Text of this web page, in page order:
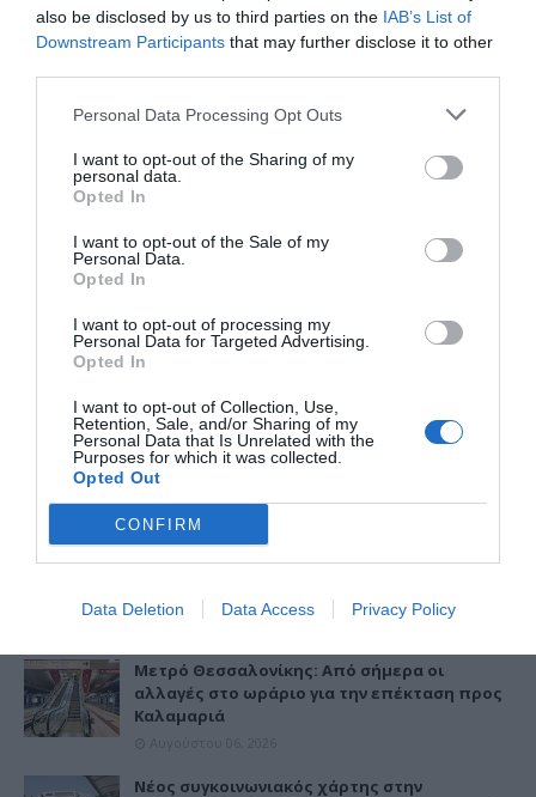
also be disclosed by us to third parties on the IAB’s List of
Downstream Participants that may further disclose it to other
Personal Data Processing Opt Outs
I want to opt-out of the Sharing of my
personal data.
Opted In
I want to opt-out of the Sale of my
Personal Data.
Opted In
I want to opt-out of processing my
Personal Data for Targeted Advertising.
Opted In
I want to opt-out of Collection, Use,
Retention, Sale, and/or Sharing of my
Personal Data that Is Unrelated with the
Purposes for which it was collected.
Opted Out
CONFIRM
Data Deletion Data Access Privacy Policy
ΔΗΜΟΦΙΛΕΣΤΕΡΑ
Έκτακτη διακοπή νερού στην Καλαμαριά –
Πότε αναμένεται η αποκατάσταση
Αυγούστου 09, 2026
6 και Νο 7
Μετρό Θεσσαλονίκης: Από σήμερα οι
αλλαγές στο ωράριο για την επέκταση προς
Καλαμαριά
Νέος συγκοινωνιακός χάρτης στην